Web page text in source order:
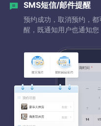
SMS短信/邮件提醒
预约成功，取消预约，
醒，既通知用户也通知您